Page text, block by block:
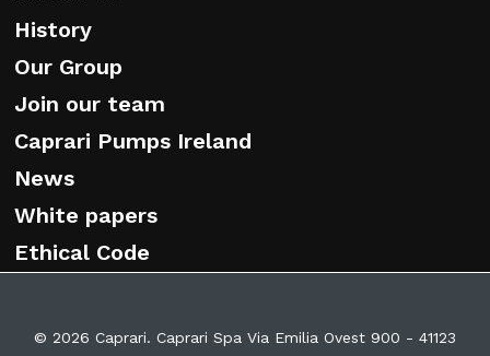
History
Our Group
Join our team
Caprari Pumps Ireland
News
White papers
Ethical Code
© 2026 Caprari. Caprari Spa Via Emilia Ovest 900 - 41123